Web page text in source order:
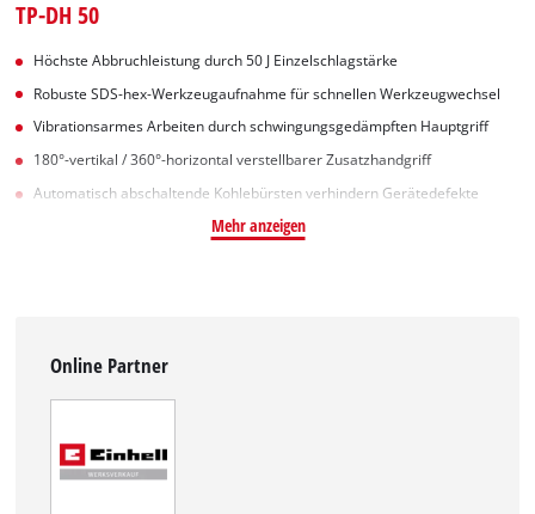
TP-DH 50
Höchste Abbruchleistung durch 50 J Einzelschlagstärke
Robuste SDS-hex-Werkzeugaufnahme für schnellen Werkzeugwechsel
Vibrationsarmes Arbeiten durch schwingungsgedämpften Hauptgriff
180°-vertikal / 360°-horizontal verstellbarer Zusatzhandgriff
Automatisch abschaltende Kohlebürsten verhindern Gerätedefekte
Mehr anzeigen
Online Partner